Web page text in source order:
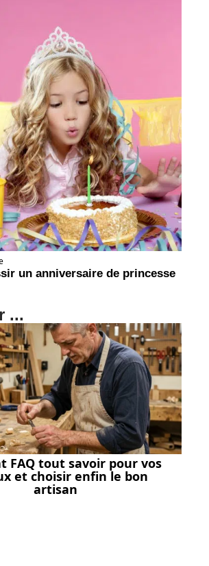
un anniversaire de princesse
...
FAQ tout savoir pour vos
et choisir enfin le bon
artisan